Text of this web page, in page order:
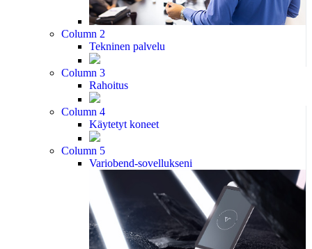
Column 2
Tekninen palvelu
Column 3
Rahoitus
Column 4
Käytetyt koneet
Column 5
Variobend-sovellukseni